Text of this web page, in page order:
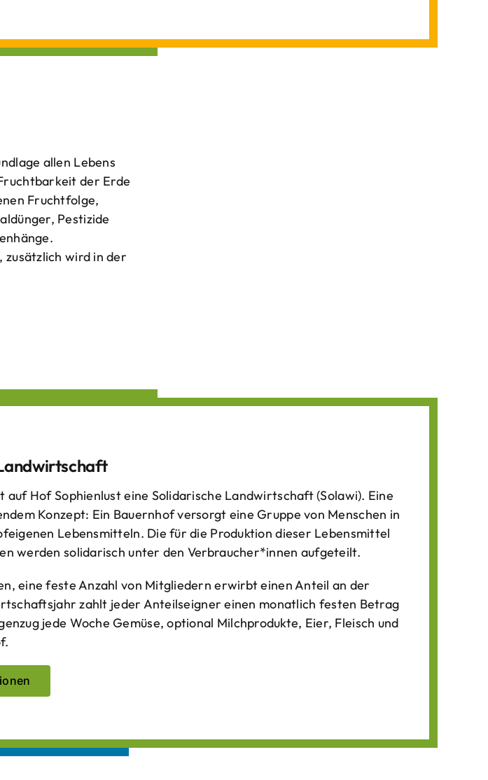
allen Lebens
der Erde
Fruchtfolge,
Pestizide
wird in der
auf Hof Sophienlust eine Solidarische Landwirtschaft (Solawi). Eine
Konzept: Ein Bauern­hof versorgt eine Gruppe von Menschen in
Lebens­mitteln. Die für die Produktion dieser Lebens­mittel
werden solidarisch unter den Verbraucher*­innen aufgeteilt.
eine feste Anzahl von Mitgliedern erwirbt einen Anteil an der
zahlt jeder Anteilseigner einen monatlich festen Betrag
jede Woche Gemüse, optional Milchprodukte, Eier, Fleisch und